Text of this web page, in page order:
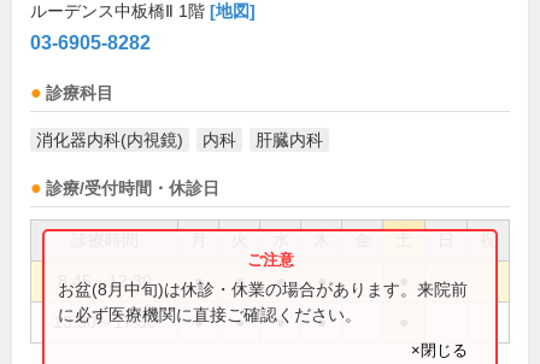
ルーデンス中板橋Ⅱ 1階 [地図]
03-6905-8282
診療科目
消化器内科(内視鏡) 内科 肝臓内科
診療/受付時間・休診日
祝
8:45～12:30 ● ● ● ●
13:30～17:30 ● ● ● ●
お盆(8月中旬)は休診・休業の場合があります。来院前
に必ず医療機関に直接ご確認ください。
×閉じる